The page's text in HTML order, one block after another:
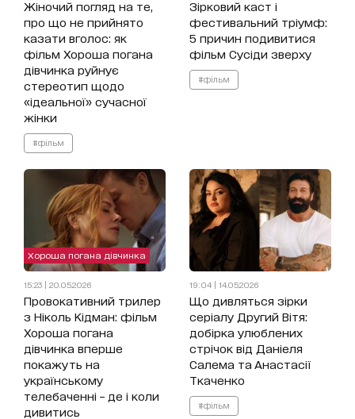
Жіночий погляд на те,
про що не прийнято
казати вголос: як
фільм Хороша погана
дівчинка руйнує
стереотип щодо
«ідеальної» сучасної
жінки
#фільм
Зірковий каст і
фестивальний тріумф:
5 причин подивитися
фільм Сусіди зверху
#фільм
Хороша погана дівчинка
15:23 | 20.05.2026
Провокативний трилер
з Ніколь Кідман: фільм
Хороша погана
дівчинка вперше
покажуть на
українському
телебаченні – де і коли
дивитись
19:04 | 14.05.2026
Що дивляться зірки
серіалу Другий Вітя:
добірка улюблених
стрічок від Даніеля
Салема та Анастасії
Ткаченко
#фільм